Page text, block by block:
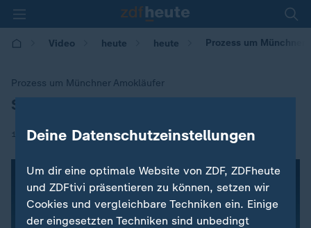
Video heute heute Prozess um
Prozess um Münchner Amokläufer
:
Sieben Jahre Haft für Waffenhändler
19.01.2018 | 15:36
Deine Datenschutzeinstellungen
Um dir eine optimale Website von ZDF, ZDFheute
und ZDFtivi präsentieren zu können, setzen wir
Cookies und vergleichbare Techniken ein. Einige
der eingesetzten Techniken sind unbedingt